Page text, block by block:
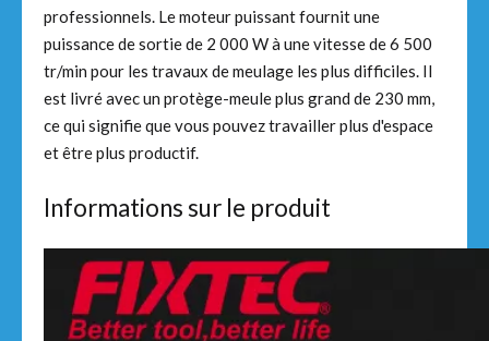
professionnels. Le moteur puissant fournit une
puissance de sortie de 2 000 W à une vitesse de 6 500
tr/min pour les travaux de meulage les plus difficiles. Il
est livré avec un protège-meule plus grand de 230 mm,
ce qui signifie que vous pouvez travailler plus d'espace
et être plus productif.
Informations sur le produit